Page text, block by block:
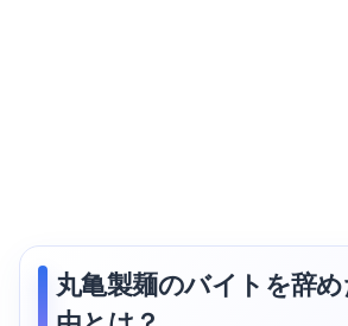
丸亀製麺のバイトを辞